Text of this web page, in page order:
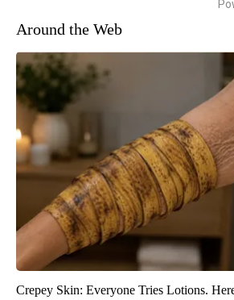
Around the Web
Crepey Skin: Everyone Tries Lotions.